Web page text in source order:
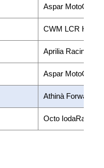
Aspar MotoGP
CWM LCR Honda
Aprilia Racing
Aspar MotoGP
Athinà Forward
Octo IodaRacing